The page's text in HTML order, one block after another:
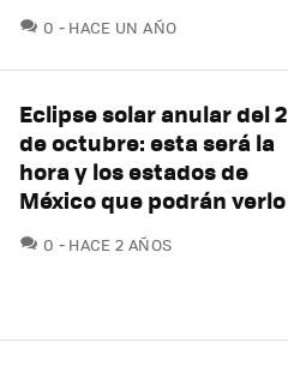
0 COMENTARIOS
HACE UN AÑO
Eclipse solar anular del 2
de octubre: esta será la
hora y los estados de
México que podrán verlo
0 COMENTARIOS
HACE 2 AÑOS